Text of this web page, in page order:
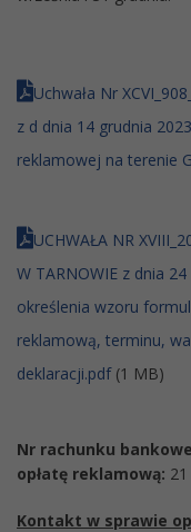
Uchwała Nr
z d dnia 14 grudnia
reklamowej na terenie
UCHWAŁA NR
W TARNOWIE z dnia
określenia wzoru
reklamową, terminu,
deklaracji.pdf(1 MB)
Nr rachunku
opłatę reklamową:
Kontakt w sprawie